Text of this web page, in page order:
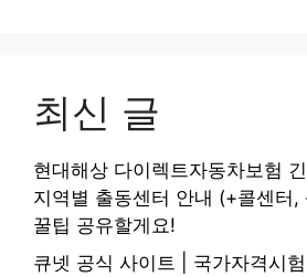
최신 글
현대해상 다이렉트자동차보험
지역별 출동센터 안내 (+콜센터,
꿀팁 공유할게요!
큐넷 공식 사이트 | 국가자격시